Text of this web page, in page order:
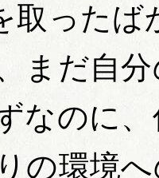
取ったば
まだ自
なのに
の環境